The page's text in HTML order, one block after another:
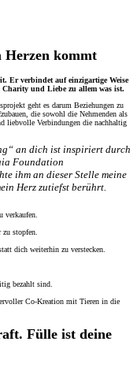
Herzen kommt
Er verbindet auf einzigartige Weise
Charity und Liebe zu allem was ist.
geht es darum Beziehungen zu
die sowohl die Nehmenden als
liebvolle Verbindungen die nachhaltig
an dich ist inspiriert durch
Foundation
ihm an dieser Stelle meine
Herz zutiefstberührt.
verkaufen.
stopfen.
dich weiterhin zu verstecken.
bezahlt sind.
Co-Kreation mit Tieren in die
Fülle ist deine